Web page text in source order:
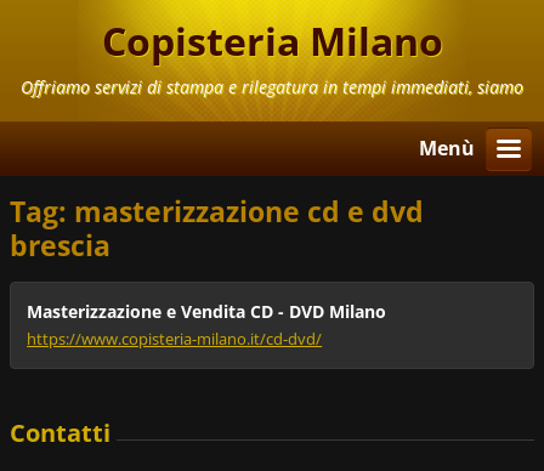
Copisteria Milano
Offriamo servizi di stampa e rilegatura in tempi immediati, siamo
aperti anche il Sabato e la Domenica
Menù
Tag: masterizzazione cd e dvd
brescia
Masterizzazione e Vendita CD - DVD Milano
https://www.copisteria-milano.it/cd-dvd/
Contatti